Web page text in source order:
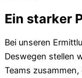
Ein starker
Bei unseren
Deswegen stellen
Teams